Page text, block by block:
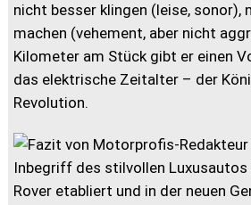
nicht besser klingen (leise, sonor),
machen (vehement, aber nicht
Kilometer am Stück gibt er einen
das elektrische Zeitalter – der
Revolution.